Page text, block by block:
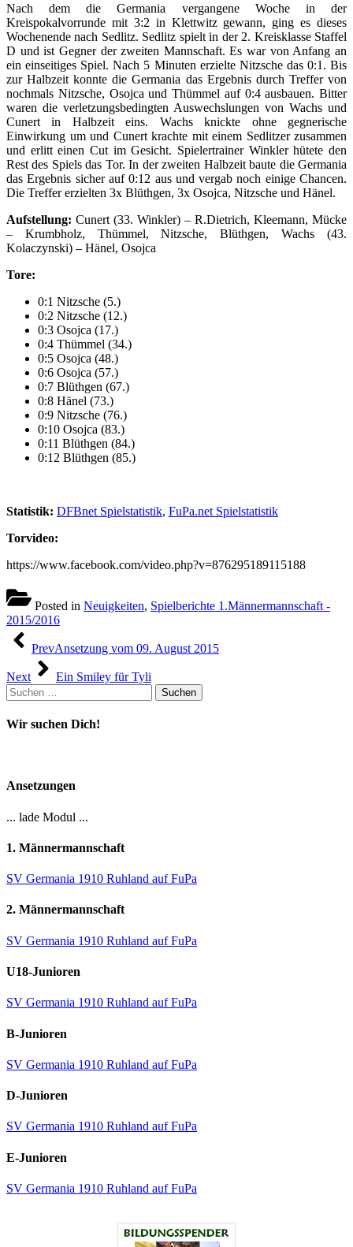
Nach dem die Germania vergangene Woche in der
Kreispokalvorrunde mit 3:2 in Klettwitz gewann, ging es dieses
Wochenende nach Sedlitz. Sedlitz spielt in der 2. Kreisklasse Staffel
D und ist Gegner der zweiten Mannschaft. Es war von Anfang an
ein einseitiges Spiel. Nach 5 Minuten erzielte Nitzsche das 0:1. Bis
zur Halbzeit konnte die Germania das Ergebnis durch Treffer von
nochmals Nitzsche, Osojca und Thümmel auf 0:4 ausbauen. Bitter
waren die verletzungsbedingten Auswechslungen von Wachs und
Cunert in Halbzeit eins. Wachs knickte ohne gegnerische
Einwirkung um und Cunert krachte mit einem Sedlitzer zusammen
und erlitt einen Cut im Gesicht. Spielertrainer Winkler hütete den
Rest des Spiels das Tor. In der zweiten Halbzeit baute die Germania
das Ergebnis sicher auf 0:12 aus und vergab noch einige Chancen.
Die Treffer erzielten 3x Blüthgen, 3x Osojca, Nitzsche und Hänel.
Aufstellung: Cunert (33. Winkler) – R.Dietrich, Kleemann, Mücke
– Krumbholz, Thümmel, Nitzsche, Blüthgen, Wachs (43.
Kolaczynski) – Hänel, Osojca
Tore:
0:1 Nitzsche (5.)
0:2 Nitzsche (12.)
0:3 Osojca (17.)
0:4 Thümmel (34.)
0:5 Osojca (48.)
0:6 Osojca (57.)
0:7 Blüthgen (67.)
0:8 Hänel (73.)
0:9 Nitzsche (76.)
0:10 Osojca (83.)
0:11 Blüthgen (84.)
0:12 Blüthgen (85.)
Statistik: DFBnet Spielstatistik, FuPa.net Spielstatistik
Torvideo:
https://www.facebook.com/video.php?v=876295189115188
Posted in Neuigkeiten, Spielberichte 1.Männermannschaft -
2015/2016
Beitragsnavigation
PrevAnsetzung vom 09. August 2015
Next
Ein Smiley für Tyli
Suchen
nach:
Wir suchen Dich!
Ansetzungen
... lade Modul ...
1. Männermannschaft
SV Germania 1910 Ruhland auf FuPa
2. Männermannschaft
SV Germania 1910 Ruhland auf FuPa
U18-Junioren
SV Germania 1910 Ruhland auf FuPa
B-Junioren
SV Germania 1910 Ruhland auf FuPa
D-Junioren
SV Germania 1910 Ruhland auf FuPa
E-Junioren
SV Germania 1910 Ruhland auf FuPa